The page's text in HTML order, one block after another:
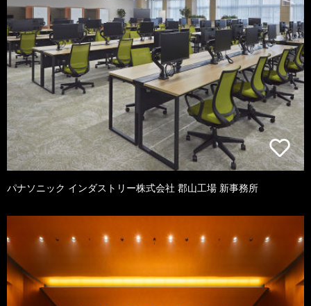
パナソニック インダストリー株式会社 郡山工場 新事務所